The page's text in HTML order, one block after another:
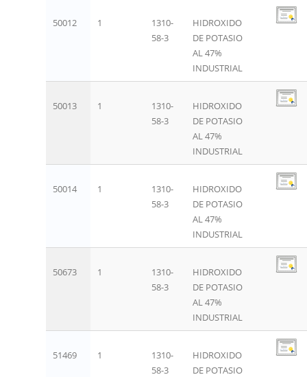
50012 1
1310-
58-3
HIDROXIDO
DE POTASIO
AL 47%
INDUSTRIAL
50013 1
1310-
58-3
HIDROXIDO
DE POTASIO
AL 47%
INDUSTRIAL
50014 1
1310-
58-3
HIDROXIDO
DE POTASIO
AL 47%
INDUSTRIAL
50673 1
1310-
58-3
HIDROXIDO
DE POTASIO
AL 47%
INDUSTRIAL
51469 1
1310-
58-3
HIDROXIDO
DE POTASIO